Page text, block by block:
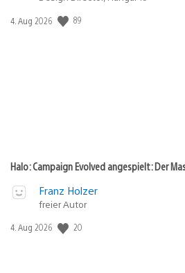
Veröffentlichungsdatum:
4. Aug 2026 89
Halo: Campaign Evolved angespielt: Der
Franz Holzer
freier Autor
Veröffentlichungsdatum:
4. Aug 2026 20